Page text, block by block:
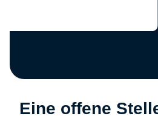
Eine offene